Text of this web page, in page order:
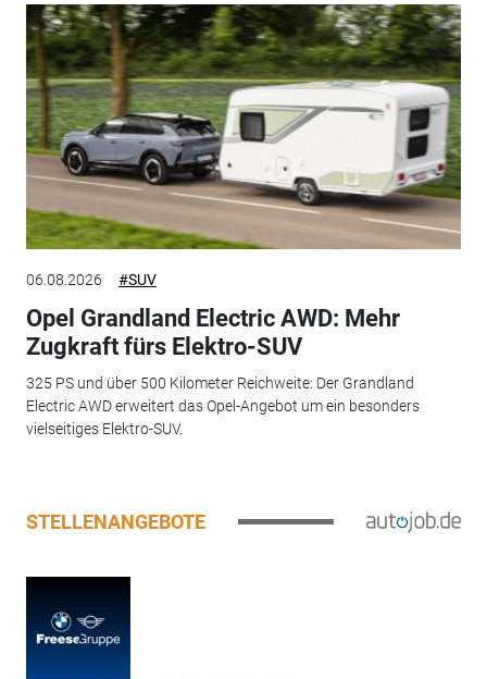
06.08.2026 #SUV
Opel Grandland Electric AWD: Mehr
Zugkraft fürs Elektro-SUV
325 PS und über 500 Kilometer Reichweite: Der Grandland
Electric AWD erweitert das Opel-Angebot um ein besonders
vielseitiges Elektro-SUV.
STELLENANGEBOTE